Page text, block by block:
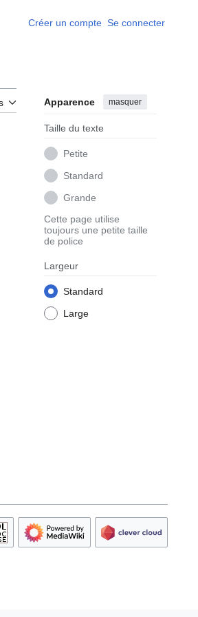
Créer un compte Se connecter
Apparence masquer
Taille du texte
Petite
Standard
Grande
Cette page utilise
toujours une petite taille
de police
Largeur
Standard
Large